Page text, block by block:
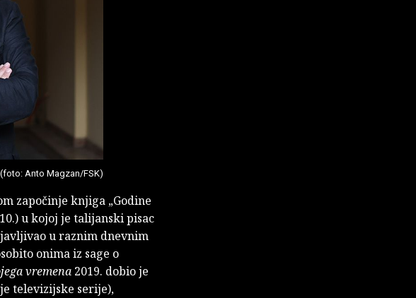
Anto Magzan/FSK)
započinje knjiga „Godine
u kojoj je talijanski pisac
u raznim dnevnim
onima iz sage o
vremena 2019. dobio je
televizijske serije),